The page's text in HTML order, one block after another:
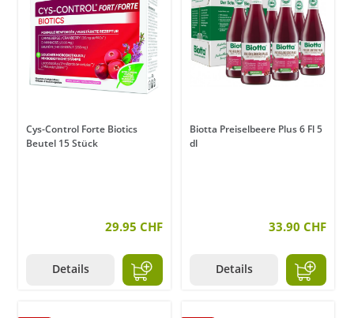
Cys-Control Forte Biotics
Beutel 15 Stück
29.95 CHF
Details
Biotta Preiselbeere Plus 6 Fl 5
dl
33.90 CHF
Details